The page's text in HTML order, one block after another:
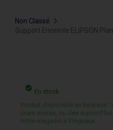
Non Classé
Support Enceinte ELIPSON
En stock
Produit disponible en livraison¹
jours ouvrés, ou des
notre magasin a Trégueux.